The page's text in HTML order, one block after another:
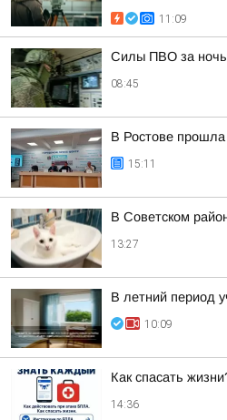
11:09
Силы ПВО за
08:45
В Ростове прошла
15:11
В Советском
13:27
В летний период
10:09
Как спасать
14:36